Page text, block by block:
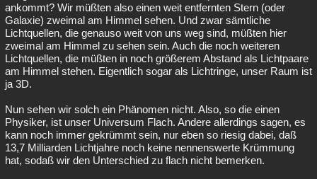
ankommt? Wir müßten also einen weit entfernten Stern (oder
Galaxie) zweimal am Himmel sehen. Und zwar sämtliche
Lichtquellen, die genauso weit von uns weg sind, müßten hier
zweimal am Himmel zu sehen sein. Auch die noch weiteren
Lichtquellen, die müßten in noch größerem Abstand als Lichtpaare
am Himmel stehen. Eigentlich sogar als Lichtringe, unser Raum ist
ja 3D.
Nun sehen wir solch ein Phänomen nicht. Also, so die einen
Physiker, ist unser Universum Flach. Andere allerdings sagen, es
kann noch immer gekrümmt sein, nur eben so riesig dabei, daß
13,7 Milliarden Lichtjahre noch keine nennenswerte Krümmung
hat, sodaß wir den Unterschied zu flach nicht bemerken.